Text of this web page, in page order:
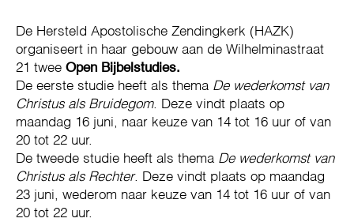
De Hersteld Apostolische Zendingkerk (HAZK)
organiseert in haar gebouw aan de Wilhelminastraat
21 twee Open Bijbelstudies.
De eerste studie heeft als thema De wederkomst van
Christus als Bruidegom. Deze vindt plaats op
maandag 16 juni, naar keuze van 14 tot 16 uur of van
20 tot 22 uur.
De tweede studie heeft als thema De wederkomst van
Christus als Rechter. Deze vindt plaats op maandag
23 juni, wederom naar keuze van 14 tot 16 uur of van
20 tot 22 uur.